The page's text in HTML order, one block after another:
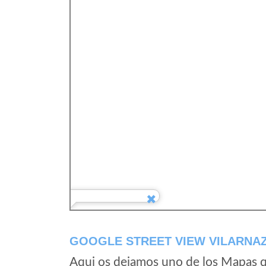
GOOGLE STREET VIEW
Aqui os dejamos uno de los Mapas